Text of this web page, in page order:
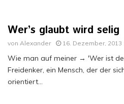
Wer’s glaubt wird selig
vonAlexander 16. Dezember, 2013
Wie man auf meiner → 'Wer ist
Freidenker, ein Mensch, der der
orientiert...